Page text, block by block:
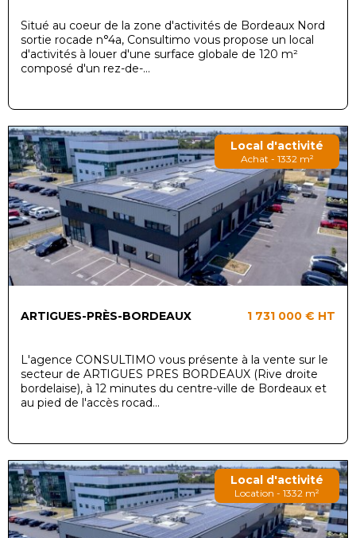
Situé au coeur de la zone d'activités de Bordeaux Nord
sortie rocade n°4a, Consultimo vous propose un local
d'activités à louer d'une surface globale de 120 m²
composé d'un rez-de-...
Local d'activité
Achat - 1332 m²
ARTIGUES-PRÈS-BORDEAUX 1 731 000 € HT
L'agence CONSULTIMO vous présente à la vente sur le
secteur de ARTIGUES PRES BORDEAUX (Rive droite
bordelaise), à 12 minutes du centre-ville de Bordeaux et
au pied de l'accès rocad...
Local d'activité
Location - 1332 m²